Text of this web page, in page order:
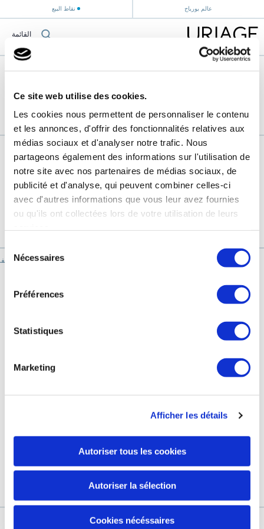
Ce site web utilise des cookies.
Les cookies nous permettent de personnaliser le contenu
et les annonces, d'offrir des fonctionnalités relatives aux
médias sociaux et d'analyser notre trafic. Nous
partageons également des informations sur l'utilisation de
notre site avec nos partenaires de médias sociaux, de
publicité et d'analyse, qui peuvent combiner celles-ci
avec d'autres informations que vous leur avez fournies
ou qu'ils ont collectées lors de votre utilisation de leurs
Sélection
Nécessaires
Préférences
Statistiques
Marketing
Afficher les détails
Autoriser tous les cookies
Autoriser la sélection
Cookies nécéssaires
عالم يورياج نقاط البيع
القائمة
الصفحة الرئيسية›
يورياج "جبال الألب
التزاماتنا
محطة العلاج الحراري
صفحة الفيسبوك الخاصة بنا
كوني أوّل من يتوصّل بآخرالمستجدّات والأخبار والعروض الحصرية.
عنوانك الإلكتروني
من خلال التأكد من تسجيلي ، فأنا أفوض يورياج لاستخدام عنوان بريدي